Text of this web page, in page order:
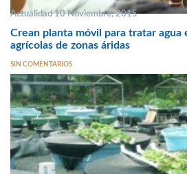
Actualidad 10 Noviembre, 2015
Crean planta móvil para tratar agua
agrícolas de zonas áridas
SIN COMENTARIOS